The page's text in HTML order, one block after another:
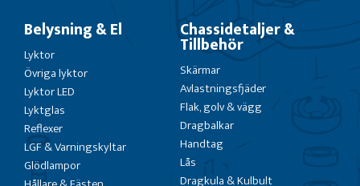
Belysning & El
Lyktor
Övriga lyktor
Lyktor LED
Lyktglas
Reflexer
LGF & Varningskyltar
Glödlampor
Chassidetaljer &
Tillbehör
Skärmar
Avlastningsfjäder
Flak, golv & vägg
Dragbalkar
Handtag
Lås
Dragkula & Kulbult